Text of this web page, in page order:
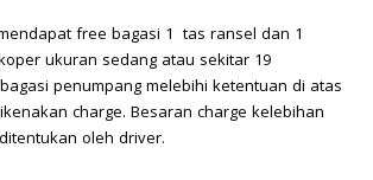
free bagasi 1 tas ransel dan 1
ukuran sedang atau sekitar 19
penumpang melebihi ketentuan di atas
charge. Besaran charge kelebihan
oleh driver.